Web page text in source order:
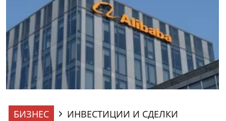
БИЗНЕС
ИНВЕСТИЦИИ И СДЕЛКИ